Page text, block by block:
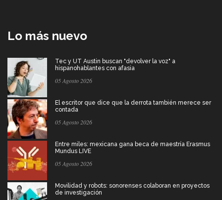
Lo más nuevo
Tec y UT Austin buscan "devolver la voz" a
hispanohablantes con afasia
05 Agosto 2026
El escritor que dice que la derrota también merece ser
contada
05 Agosto 2026
Entre miles: mexicana gana beca de maestría Erasmus
Mundus LIVE
05 Agosto 2026
Movilidad y robots: sonorenses colaboran en proyectos
de investigación